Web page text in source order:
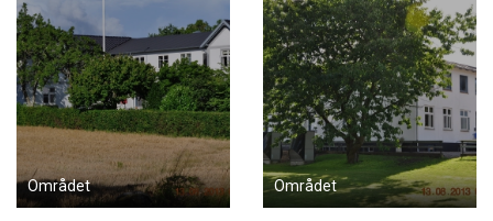
Området Området